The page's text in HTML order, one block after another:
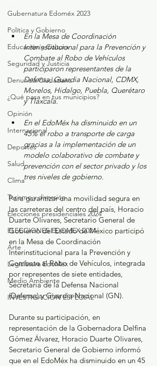
Gubernatura Edoméx 2023
Política y Gobierno
Educación y Cultura
Seguridad y Justicia
Denuncia Ciudadana
¿Qué pasa en tus municipios?
Opinión
Internacional
Deportes
Salud
Clima
Turismo y diversión
Elecciones presidenciales 2024
ELECCIONES EDOMEX 2024
Arte
Legislatura EdoMéx
Medio Ambiente
INVESTIGACIÓN ESPECIAL
En la Mesa de Coordinación
Interinstitucional para la Prevención y
Combate al Robo de Vehículos
participaron representantes de la
Defensa, Guardia Nacional, CDMX,
Morelos, Hidalgo, Puebla, Querétaro
y Tlaxcala.
En el EdoMéx ha disminuido en un
45% el robo a transporte de carga
gracias a la implementación de un
modelo colaborativo de combate y
prevención con el sector privado y los
tres niveles de gobierno.
Para garantizar una movilidad segura en
las carreteras del centro del país, Horacio
Duarte Olivares, Secretario General de
Gobierno del Estado de México participó
en la Mesa de Coordinación
Interinstitucional para la Prevención y
Combate al Robo de Vehículos, integrada
por representes de siete entidades,
Secretaría de la Defensa Nacional
(Defensa) y Guardia Nacional (GN).
Durante su participación, en
representación de la Gobernadora Delfina
Gómez Álvarez, Horacio Duarte Olivares,
Secretario General de Gobierno informó
que en el EdoMéx ha disminuido en un 45